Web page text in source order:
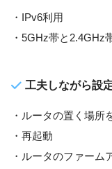
・IPv6利用
・5GHz帯と2.4GHz
工夫しながら設
・ルータの置く場所
・再起動
・ルータのファーム